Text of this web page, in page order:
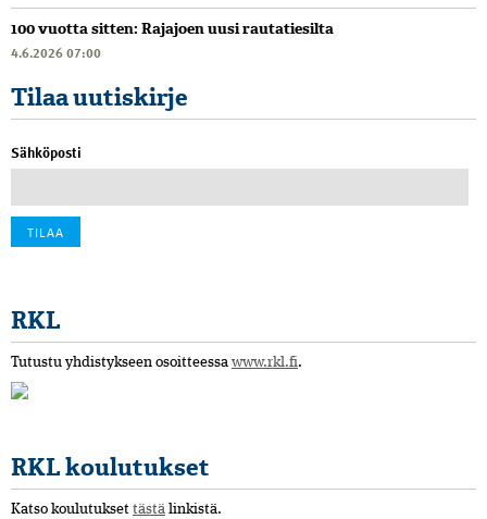
100 vuotta sitten: Rajajoen uusi rautatiesilta
4.6.2026 07:00
Tilaa uutiskirje
Sähköposti
RKL
Tutustu yhdistykseen osoitteessa www.rkl.fi.
RKL koulutukset
Katso koulutukset tästä linkistä.